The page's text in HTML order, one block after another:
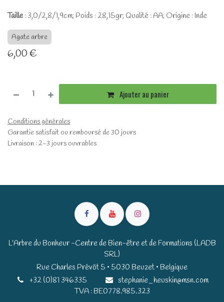
Taille : 3,0/2,8/1,9cm; Poids : 28,15gr; Qualité : AA; Origine : Inde
Agate arbre
6,00€
Ajouter au panier
Conditions générales
Garantie satisfait ou remboursé de 30 jours
Livraison : 2-3 jours ouvrables
L'Arbre du Bonheur -Centre de Bien-être et de Formations (LADB
SRL)
Rue Charles Prévôt 5 • 5030 Beuzet • Belgique​​
+32 (0)81 346335
stephanie_heuskin@msn.com
TVA : BE0778.985.323